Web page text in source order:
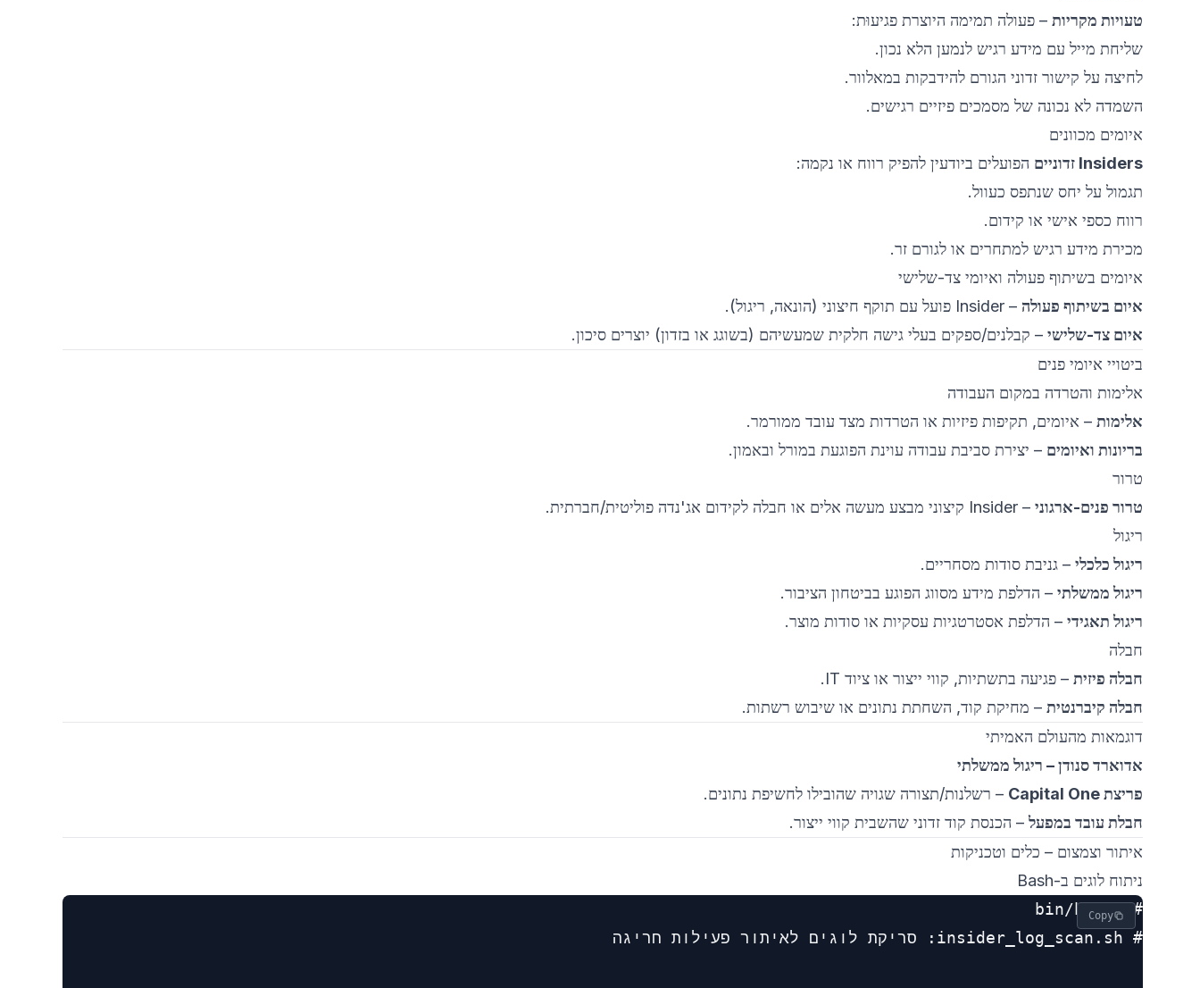
טעויות מקריות– פעולה תמימה היוצרת פגיעוּת:
שליחת מייל עם מידע רגיש לנמען הלא נכון.
לחיצה על קישור זדוני הגורם להידבקות במאלוור.
השמדה לא נכונה של מסמכים פיזיים רגישים.
איומים מכוונים
Insiders זדוניים
הפועלים ביודעין להפיק רווח או נקמה:
תגמול על יחס שנתפס כעוול.
רווח כספי אישי או קידום.
מכירת מידע רגיש למתחרים או לגורם זר.
איומים בשיתוף פעולה ואיומי צד-שלישי
איום בשיתוף פעולה– Insider פועל עם תוקף חיצוני (הונאה, ריגול).
איום צד-שלישי– קבלנים/ספקים בעלי גישה חלקית שמעשיהם (בשוגג או בזדון) יוצרים סיכון.
ביטויי איומי פנים
אלימות והטרדה במקום העבודה
אלימות– איומים, תקיפות פיזיות או הטרדות מצד עובד ממורמר.
בריונות ואיומים– יצירת סביבת עבודה עוינת הפוגעת במורל ובאמון.
טרור
טרור פנים-ארגוני– Insider קיצוני מבצע מעשה אלים או חבלה לקידום אג'נדה פוליטית/חברתית.
ריגול
ריגול כלכלי– גניבת סודות מסחריים.
ריגול ממשלתי– הדלפת מידע מסווג הפוגע בביטחון הציבור.
ריגול תאגידי– הדלפת אסטרטגיות עסקיות או סודות מוצר.
חבלה
חבלה פיזית– פגיעה בתשתיות, קווי ייצור או ציוד IT.
חבלה קיברנטית– מחיקת קוד, השחתת נתונים או שיבוש רשתות.
דוגמאות מהעולם האמיתי
אדוארד סנודן – ריגול ממשלתי
פריצת Capital One
– רשלנות/תצורה שגויה שהובילו לחשיפת נתונים.
חבלת עובד במפעל– הכנסת קוד זדוני שהשבית קווי ייצור.
איתור וצמצום – כלים וטכניקות
ניתוח לוגים ב-Bash
Copy